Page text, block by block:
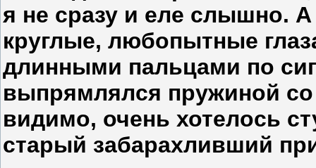
я не сразу и еле слышно.
круглые, любопытные
длинными пальцами по
выпрямлялся пружиной
видимо, очень хотелось
старый забарахливший